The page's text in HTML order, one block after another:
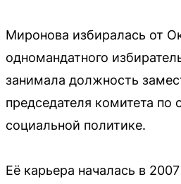
Миронова избиралась от
одномандатного
занимала должность
председателя комитета по
социальной политике.
Её карьера началась в